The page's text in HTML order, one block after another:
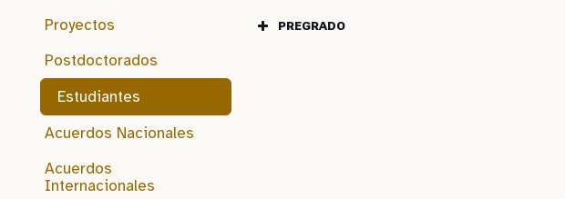
Proyectos
Postdoctorados
Estudiantes
Acuerdos Nacionales
Acuerdos
Internacionales
PREGRADO